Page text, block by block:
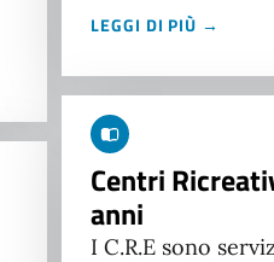
LEGGI DI PIÙ →
Centri
anni
I C.R.E sono